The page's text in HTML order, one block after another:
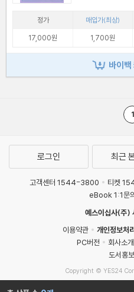
정가 매입가(최상)
17,000원
1,700원
바이백
1
로그인 최근
고객센터 1544-3800 티켓
eBook 1:1문
예스이십사(주)
이용약관
개인정보처
PC버전
회사소개
도서홍보
Copyright © YES24
MATOM9